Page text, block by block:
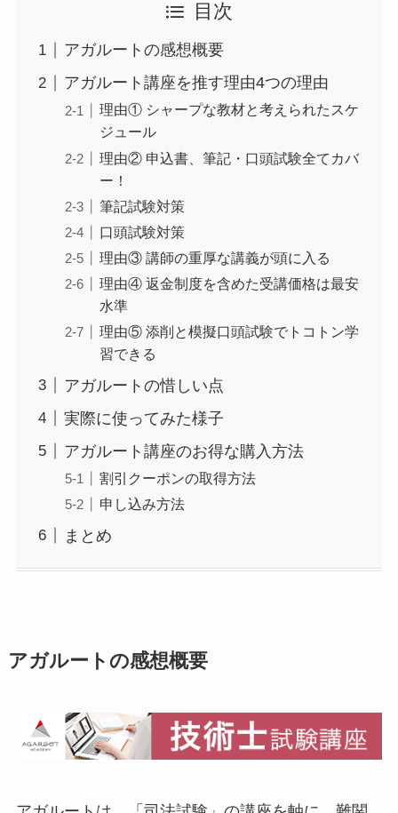
目次
アガルートの感想概要
アガルート講座を推す理由4つの理由
理由① シャープな教材と考えられたスケ
ジュール
理由② 申込書、筆記・口頭試験全てカバ
ー！
筆記試験対策
口頭試験対策
理由③ 講師の重厚な講義が頭に入る
理由④ 返金制度を含めた受講価格は最安
水準
理由⑤ 添削と模擬口頭試験でトコトン学
習できる
アガルートの惜しい点
実際に使ってみた様子
アガルート講座のお得な購入方法
割引クーポンの取得方法
申し込み方法
まとめ
アガルートの感想概要